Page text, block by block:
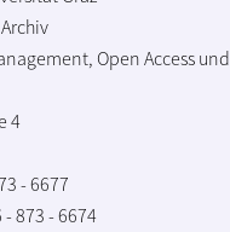
Open Access und
4
- 6677
- 873 - 6674